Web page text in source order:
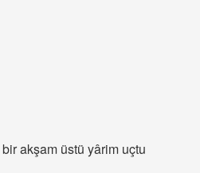
akşam üstü yârim uçtu